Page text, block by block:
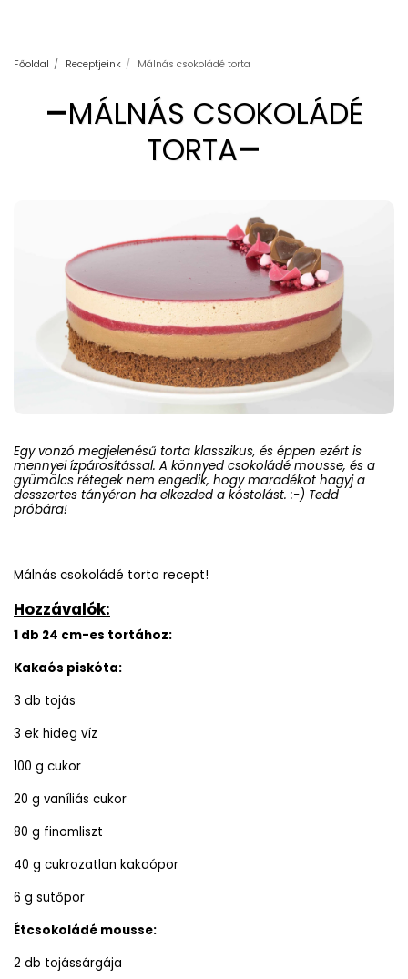
Főoldal Receptjeink Málnás csokoládé torta
MÁLNÁS CSOKOLÁDÉ
TORTA
Egy vonzó megjelenésű torta klasszikus, és éppen ezért is
mennyei ízpárosítással. A könnyed csokoládé mousse, és a
gyümölcs rétegek nem engedik, hogy maradékot hagyj a
desszertes tányéron ha elkezded a kóstolást. :-) Tedd
próbára!
Málnás csokoládé torta recept!
Hozzávalók:
1 db 24 cm-es tortához:
Kakaós piskóta:
3 db tojás
3 ek hideg víz
100 g cukor
20 g vaníliás cukor
80 g finomliszt
40 g cukrozatlan kakaópor
6 g sütőpor
Étcsokoládé mousse:
2 db tojássárgája